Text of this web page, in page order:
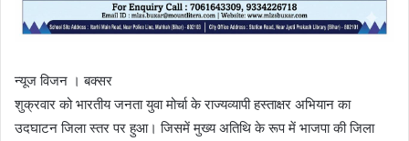
न्यूज विजन । बक्सर
शुक्रवार को भारतीय जनता युवा मोर्चा के राज्यव्यापी हस्ताक्षर अभियान का
उदघाटन जिला स्तर पर हुआ। जिसमें मुख्य अतिथि के रूप में भाजपा की जिला